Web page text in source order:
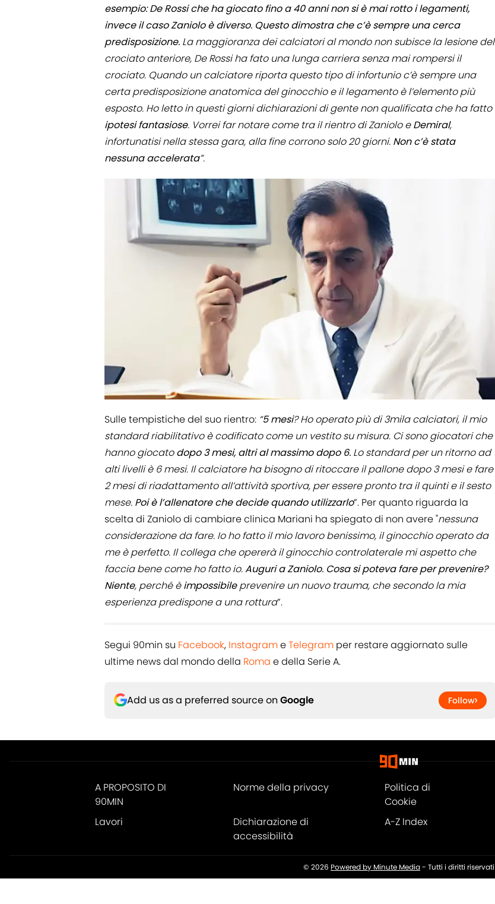
esempio: De Rossi che ha giocato fino a 40 anni non si è mai rotto i legamenti,
invece il caso Zaniolo è diverso. Questo dimostra che c’è sempre una cerca
predisposizione. La maggioranza dei calciatori al mondo non subisce la lesione del
crociato anteriore, De Rossi ha fato una lunga carriera senza mai rompersi il
crociato. Quando un calciatore riporta questo tipo di infortunio c’è sempre una
certa predisposizione anatomica del ginocchio e il legamento è l’elemento più
esposto. Ho letto in questi giorni dichiarazioni di gente non qualificata che ha fatto
ipotesi fantasiose. Vorrei far notare come tra il rientro di Zaniolo eDemiral,
infortunatisi nella stessa gara, alla fine corrono solo 20 giorni. Non c’è stata
nessuna accelerata”.
Sulle tempistiche del suo rientro: “5 mesi? Ho operato più di 3mila calciatori, il mio
standard riabilitativo è codificato come un vestito su misura. Ci sono giocatori che
hanno giocatodopo 3 mesi, altri al massimo dopo 6. Lo standard per un ritorno ad
alti livelli è 6 mesi. Il calciatore ha bisogno di ritoccare il pallone dopo 3 mesi e fare
2 mesi di riadattamento all’attività sportiva, per essere pronto tra il quinti e il sesto
mese. Poi è l’allenatore che decide quando utilizzarlo”. Per quanto riguarda la
scelta di Zaniolo di cambiare clinica Mariani ha spiegato di non avere "nessuna
considerazione da fare. Io ho fatto il mio lavoro benissimo, il ginocchio operato da
me è perfetto. Il collega che opererà il ginocchio controlaterale mi aspetto che
faccia bene come ho fatto io.Auguri a Zaniolo. Cosa si poteva fare per prevenire?
Niente, perché èimpossibileprevenire un nuovo trauma, che secondo la mia
esperienza predispone a una rottura”.
Segui 90min su Facebook, InstagrameTelegram per restare aggiornato sulle
ultime news dal mondo della Roma e della Serie A.
Add us as a preferred source on Google Follow
A PROPOSITO DI
90MIN
Norme della privacy
Politica di
Cookie
Lavori
Dichiarazione di
accessibilità
A-Z Index
© 2026 Powered by Minute Media- Tutti i diritti riservati